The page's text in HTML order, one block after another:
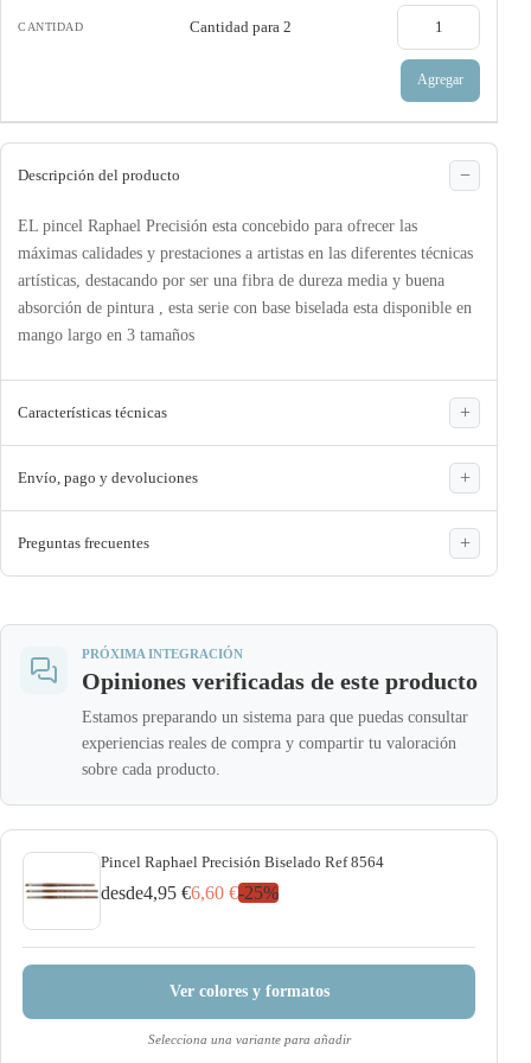
Cantidad para 2
Agregar
Descripción del producto
EL pincel Raphael Precisión esta concebido para ofrecer las
máximas calidades y prestaciones a artistas en las diferentes técnicas
artísticas, destacando por ser una fibra de dureza media y buena
absorción de pintura , esta serie con base biselada esta disponible en
mango largo en 3 tamaños
Características técnicas
Envío, pago y devoluciones
Preguntas frecuentes
PRÓXIMA INTEGRACIÓN
Opiniones verificadas de este producto
Estamos preparando un sistema para que puedas consultar
experiencias reales de compra y compartir tu valoración
sobre cada producto.
Pincel Raphael Precisión Biselado Ref 8564
desde4,95 €6,60 €-25%
Ver colores y formatos
Selecciona una variante para añadir